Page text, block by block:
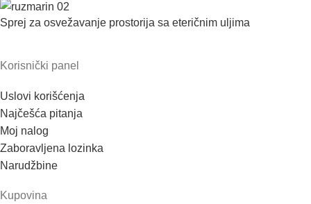
Sprej za osvežavanje prostorija sa eteričnim uljima
Korisnički panel
Uslovi korišćenja
Najčešća pitanja
Moj nalog
Zaboravljena lozinka
Narudžbine
Kupovina